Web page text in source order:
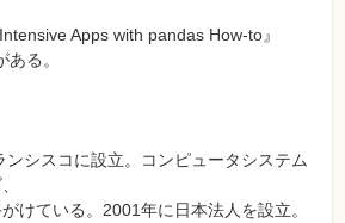
Apps with pandas How-to』
ある。
シスコに設立。コンピュータシステム
けている。2001年に日本法人を設立。